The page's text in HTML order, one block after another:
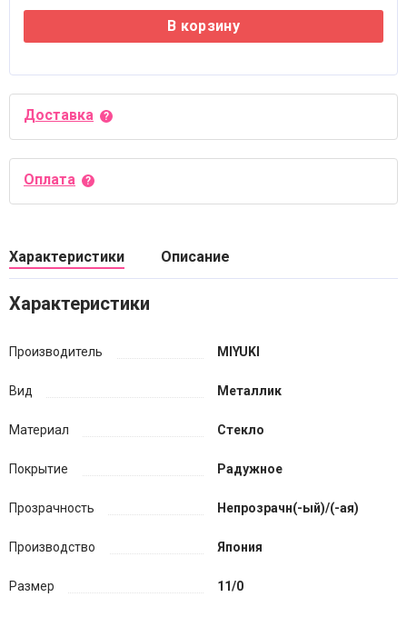
В корзину
Доставка
Оплата
Характеристики Описание
Характеристики
Производитель MIYUKI
Вид Металлик
Материал Стекло
Покрытие Радужное
Прозрачность Непрозрачн(-ый)/(-ая)
Производство Япония
Размер 11/0